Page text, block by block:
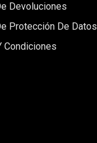
Devoluciones
Protección De Datos
Condiciones